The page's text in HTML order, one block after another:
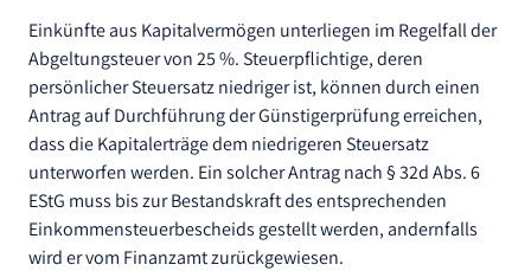
Einkünfte aus Kapitalvermögen unterliegen im Regelfall der
Abgeltungsteuer von 25 %. Steuerpflichtige, deren
persönlicher Steuersatz niedriger ist, können durch einen
Antrag auf Durchführung der Günstigerprüfung erreichen,
dass die Kapitalerträge dem niedrigeren Steuersatz
unterworfen werden. Ein solcher Antrag nach § 32d Abs. 6
EStG muss bis zur Bestandskraft des entsprechenden
Einkommensteuerbescheids gestellt werden, andernfalls
wird er vom Finanzamt zurückgewiesen.